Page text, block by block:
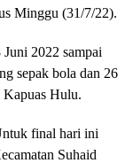
Minggu (31/7/22).
2022 sampai
sepak bola dan 26
Kapuas Hulu.
final hari ini
Suhaid